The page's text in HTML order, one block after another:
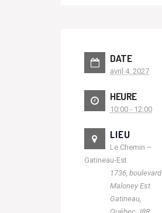
DATE
avril 4, 2027
HEURE
10:00 - 12:00
LIEU
Le Chemin –
Gatineau-Est
1736, boulevard
Maloney Est
Gatineau,